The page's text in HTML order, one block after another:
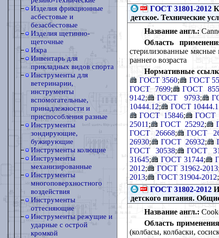
Изделия фрикционные
асбестовые и
безасбестовые
Изделия щетинно-
щеточные
Икра
Инвентарь для
прикладных видов спорта
Инструменты для
ветеринарии,
инструменты
вспомогательные,
принадлежности и
приспособления разные
Инструменты
зондирующие,
бужирующие
Инструменты колющие
Инструменты
механизированные
Инструменты
многоповерхностного
воздействия
Инструменты
оттесняющие
Инструменты режущие и
ударные с острой
кромкой
ГОСТ 31801-2012
детское. Технические
Название англ.:
Область
стерилизованные мясные
раннего возраста
Нормативные
ГОСТ 3560;
ГОСТ
ГОСТ 7699;
ГОСТ
9142; ГОСТ 9793;
10444.12;
ГОСТ
ГОСТ 15846;
ГОСТ
25011; ГОСТ 25292;
ГОСТ 26668;
ГОСТ
26930; ГОСТ 26932;
ГОСТ 30538;
ГОСТ
31645; ГОСТ 31744;
2012; ГОСТ 31962-2013
2013; ГОСТ 31904-2012;
ГОСТ 31802-2012
детского питания.
Название англ.:
Область
(колбасы, колбаски,